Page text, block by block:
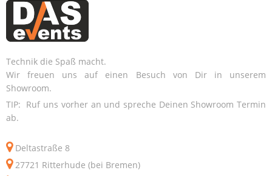
Technik die Spaß macht.
Wir freuen uns auf einen Besuch von Dir in unserem
Showroom.
TIP: Ruf uns vorher an und spreche Deinen Showroom Termin
ab.
Deltastraße 8
27721 Ritterhude (bei Bremen)